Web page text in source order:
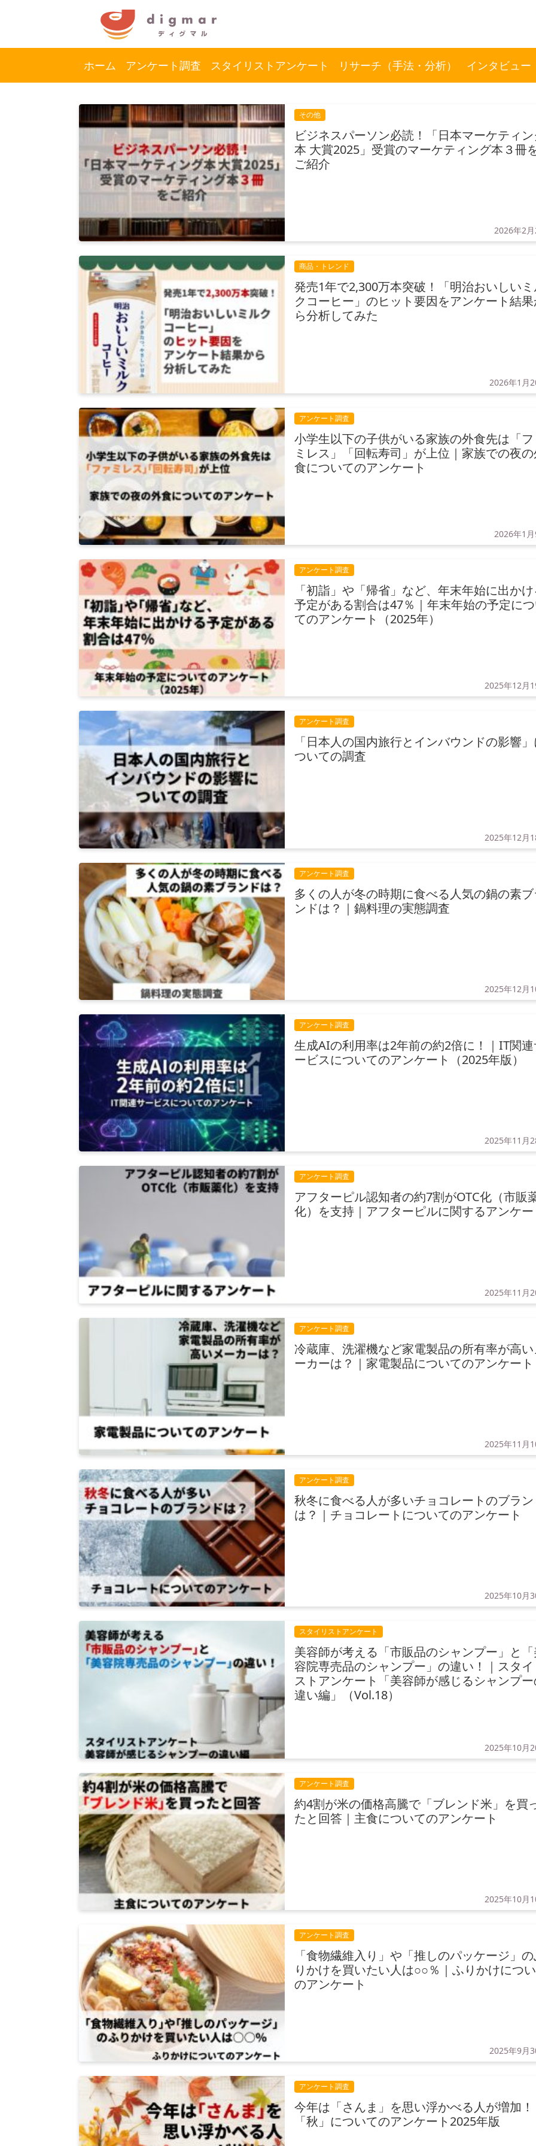
コ
ナ
ホーム アンケート調査 スタイリストアンケート リサーチ（手法・分析） インタビュー
ビジネスパーソン必読！「日本マーケティ
本 大賞2025」受賞のマーケティング本３冊
ご紹介
2026年2月
その他
発売1年で2,300万本突破！「明治おいしい
クコーヒー」のヒット要因をアンケート結
ら分析してみた
2026年1月
商品・トレンド
小学生以下の子供がいる家族の外食先は「フ
ミレス」「回転寿司」が上位｜家族での夜
食についてのアンケート
2026年1月
アンケート調査
「初詣」や「帰省」など、年末年始に出かけ
予定がある割合は47％｜年末年始の予定に
てのアンケート（2025年）
2025年12月
アンケート調査
「日本人の国内旅行とインバウンドの影響」
ついての調査
2025年12月
アンケート調査
多くの人が冬の時期に食べる人気の鍋の素ブ
ンドは？｜鍋料理の実態調査
2025年12月
アンケート調査
生成AIの利用率は2年前の約2倍に！｜IT関連
ービスについてのアンケート（2025年版）
2025年11月
アンケート調査
アフターピル認知者の約7割がOTC化（市販
化）を支持｜アフターピルに関するアンケー
2025年11月
アンケート調査
冷蔵庫、洗濯機など家電製品の所有率が高い
ーカーは？｜家電製品についてのアンケート
2025年11月
アンケート調査
秋冬に食べる人が多いチョコレートのブラン
は？｜チョコレートについてのアンケート
2025年10月
アンケート調査
美容師が考える「市販品のシャンプー」と「
容院専売品のシャンプー」の違い！｜スタイ
ストアンケート「美容師が感じるシャンプー
違い編」（Vol.18）
2025年10月
スタイリストアンケート
約4割が米の価格高騰で「ブレンド米」を買
たと回答｜主食についてのアンケート
2025年10月
アンケート調査
「食物繊維入り」や「推しのパッケージ」
りかけを買いたい人は○○％｜ふりかけにつ
のアンケート
2025年9月
アンケート調査
今年は「さんま」を思い浮かべる人が増加！
「秋」についてのアンケート2025年版
アンケート調査